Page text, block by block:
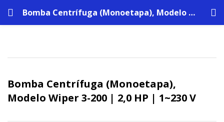
Bomba Centrífuga (Monoetapa), Modelo Wiper 3-200 | 2,0 HP | 1~230 V
Bomba Centrífuga (Monoetapa),
Modelo Wiper 3-200 | 2,0 HP | 1~230 V